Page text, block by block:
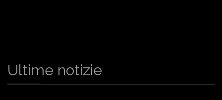
Ultime notizie